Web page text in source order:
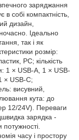
заряджання
в собі компактність,
дизайн,
Ідеально
так і як
розмір:
PC; кількість
1 × USB-A, 1 × USB-
× USB-C;
висувний,
кута: до
12/24V). Переваги
зарядка -
часу і простору